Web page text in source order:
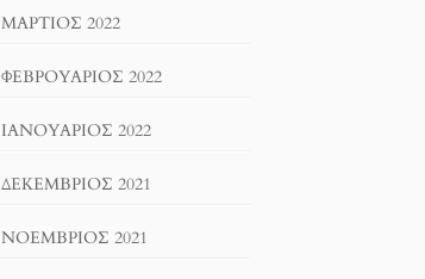
ΜΆΡΤΙΟΣ 2022
ΦΕΒΡΟΥΆΡΙΟΣ 2022
ΙΑΝΟΥΆΡΙΟΣ 2022
ΔΕΚΈΜΒΡΙΟΣ 2021
ΝΟΈΜΒΡΙΟΣ 2021